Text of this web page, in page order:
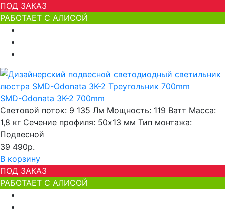
ПОД ЗАКАЗ
РАБОТАЕТ С АЛИСОЙ
SMD-Odonata 3K-2 700mm
Световой поток: 9 135 Лм Мощность: 119 Ватт Масса:
1,8 кг Сечение профиля: 50х13 мм Тип монтажа:
Подвесной
39 490р.
В корзину
ПОД ЗАКАЗ
РАБОТАЕТ С АЛИСОЙ